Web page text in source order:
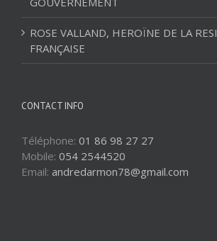
ROSE VALLAND, HEROÏNE DE LA
FRANÇAISE
CONTACT INFO
Téléphone: 01 86 98 27 27
Mobile: 054 2544520
Email: andredarmon78@gmail.com